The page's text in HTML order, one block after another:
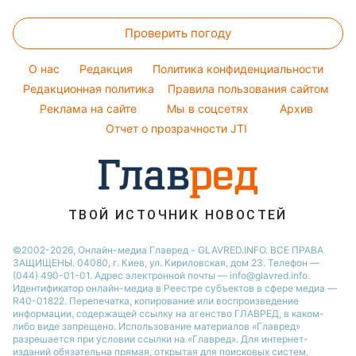
Виталий Козловский
Новости Тернополя
Новости Житомира
Новости Одессы
Новости Харькова
Новости Полтавы
Легкие десерты
Праздничное меню
Курс валют
Магнитные бури
Погода на сегодня
Погода на завтра
Пылевая буря
Проверить погоду
O нас Редакция
Политика конфиденциальности
Редакционная политика
Правила пользования сайтом
Реклама на сайте
Мы в соцсетях
Архив
Отчет о прозрачности JTI
ТВОЙ ИСТОЧНИК НОВОСТЕЙ
©2002-2026, Онлайн-медиа Главред - GLAVRED.INFO. ВСЕ ПРАВА
ЗАЩИЩЕНЫ. 04080, г. Киев, ул. Кириловская, дом 23. Телефон —
(044) 490-01-01. Адрес электронной почты — info@glavred.info.
Идентификатор онлайн-медиа в Реестре cубъектов в сфере медиа —
R40-01822. Перепечатка, копирование или воспроизведение
информации, содержащей ссылку на агенство ГЛАВРЕД, в каком-
либо виде запрещено. Использование материалов «Главред»
разрешается при условии ссылки на «Главред». Для интернет-
изданий обязательна прямая, открытая для поисковых систем,